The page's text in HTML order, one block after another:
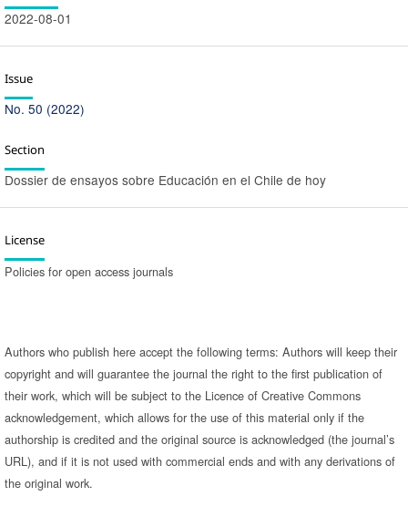
2022-08-01
Issue
No. 50 (2022)
Section
Dossier de ensayos sobre Educación en el Chile de hoy
License
Policies for open access journals
Authors who publish here accept the following terms: Authors will keep their
copyright and will guarantee the journal the right to the first publication of
their work, which will be subject to the Licence of Creative Commons
acknowledgement, which allows for the use of this material only if the
authorship is credited and the original source is acknowledged (the journal’s
URL), and if it is not used with commercial ends and with any derivations of
the original work.